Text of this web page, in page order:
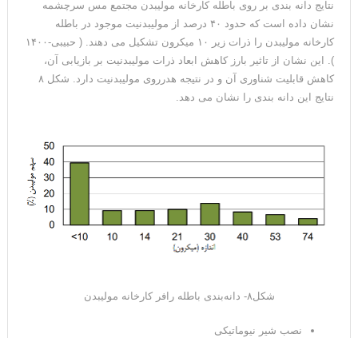
نتایج دانه بندی بر روی باطله کارخانه مولیبدن مجتمع مس سرچشمه
نشان داده است که حدود ۴۰ درصد از مولیبدنیت موجود در باطله
کارخانه مولیبدن را ذرات زیر ۱۰ میکرون تشکیل می دهند. ( حبیبی-۱۴۰۰
). این نشان از تاثیر بارز کاهش ابعاد ذرات مولیبدنیت بر بازیابی آن،
کاهش قابلیت شناوری آن و در نتیجه هدرروی مولیبدنیت دارد. شکل ۸
نتایج این دانه بندی را نشان می دهد.
شکل۸- دانه‌بندی باطله رافر کارخانه مولیبدن
نصب شیر نیوماتیکی